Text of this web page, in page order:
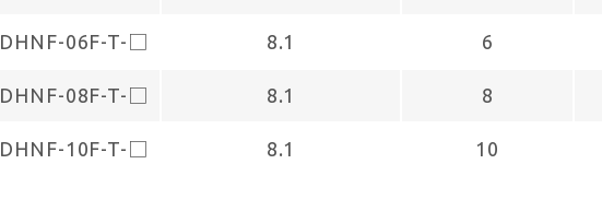
DHNF-06F-T-□ 8.1 6
DHNF-08F-T-□ 8.1 8
DHNF-10F-T-□ 8.1 10